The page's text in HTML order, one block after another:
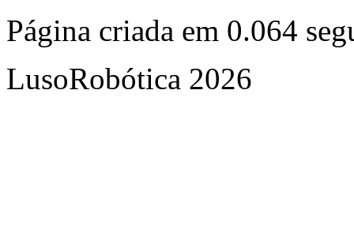
Página criada em 0.064
LusoRobótica 2026